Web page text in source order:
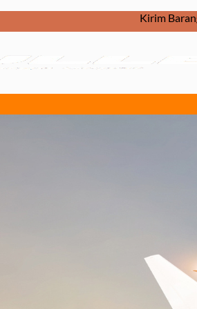
Kirim Barang Bukan Hanya